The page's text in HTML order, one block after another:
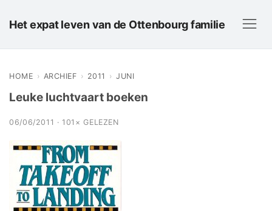
Het expat leven van de Ottenbourg familie
HOME › ARCHIEF › 2011 › JUNI
Leuke luchtvaart boeken
06/06/2011 · 101× GELEZEN